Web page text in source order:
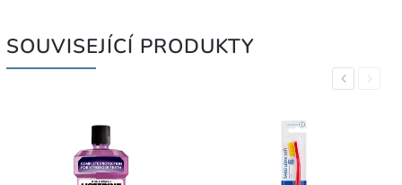
SOUVISEJÍCÍ PRODUKTY
PreviousNext